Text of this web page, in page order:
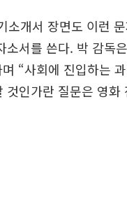
소개서 장면도 이런
서를 쓴다. 박 감독
“사회에 진입하는
인가란 질문은 영